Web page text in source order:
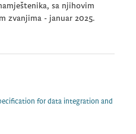
sa njihovim
zvanjima - januar 2025.
for data integration and